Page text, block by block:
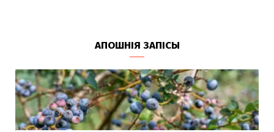
АПОШНІЯ ЗАПІСЫ